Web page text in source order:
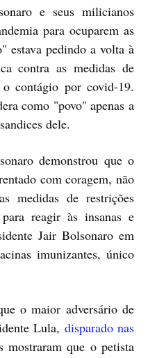
e seus milicianos
para ocuparem as
estava pedindo a volta à
contra as medidas de
contágio por covid-19.
como "povo" apenas a
dele.
demonstrou que o
com coragem, não
medidas de restrições
reagir às insanas e
Jair Bolsonaro em
imunizantes, único
o maior adversário de
Lula,disparado nas
mostraram que o petista